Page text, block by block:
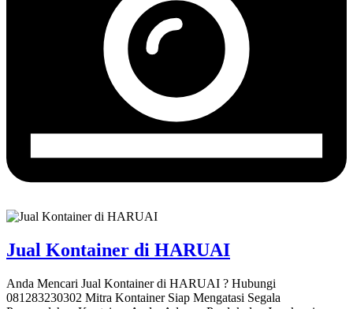
Jual Kontainer di HARUAI
Anda Mencari Jual Kontainer di HARUAI ? Hubungi
081283230302 Mitra Kontainer Siap Mengatasi Segala